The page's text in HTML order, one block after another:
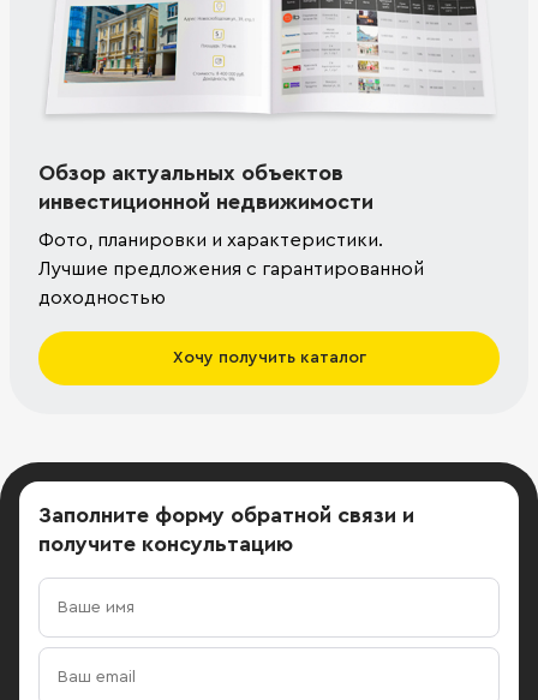
Обзор актуальных объектов
инвестиционной недвижимости
Фото, планировки и характеристики.
Лучшие предложения с гарантированной
доходностью
Хочу получить каталог
Заполните форму обратной связи и
получите консультацию